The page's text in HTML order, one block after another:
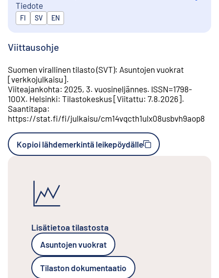
Tiedote
Julkaistaan kielillä
FI SV EN
Viittausohje
Suomen virallinen tilasto (SVT): Asuntojen vuokrat
[verkkojulkaisu].
Viiteajankohta: 2025, 3. vuosineljännes. ISSN=1798-
100X. Helsinki: Tilastokeskus[Viitattu: 7.8.2026].
Saantitapa:
https://stat.fi/fi/julkaisu/cm14vqcth1ulx08usbvh9aop8
Kopioi lähdemerkintä leikepöydälle
Lisätietoa tilastosta
Asuntojen vuokrat
Tilaston dokumentaatio